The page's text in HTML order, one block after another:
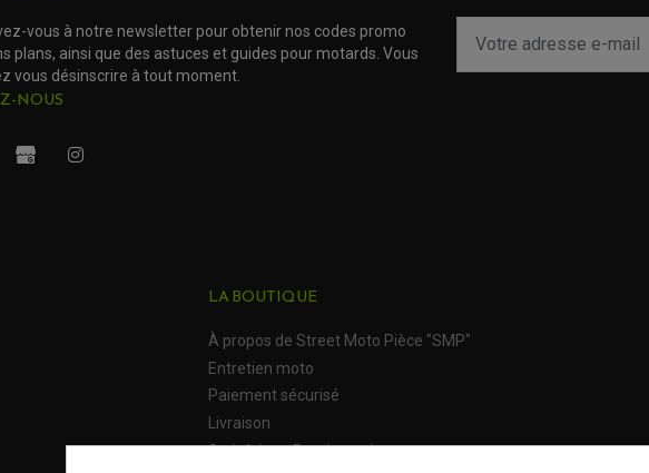
vous à notre newsletter pour obtenir nos codes promo
plans, ainsi que des astuces et guides pour motards. Vous
vous désinscrire à tout moment.
NOUS
LA BOUTIQUE
À propos de Street Moto Pièce "SMP"
Entretien moto
Paiement sécurisé
Livraison
Satisfait ou Remboursé